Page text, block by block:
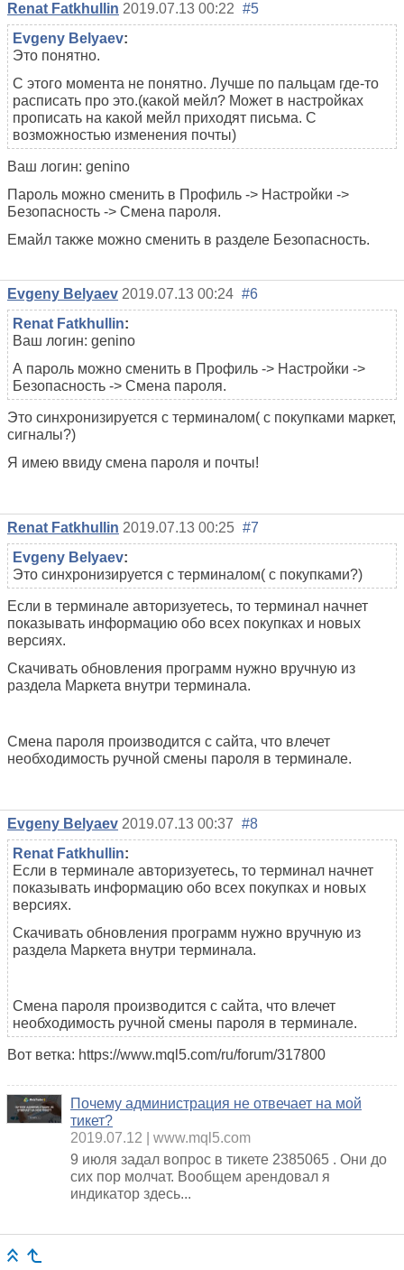
Renat Fatkhullin 2019.07.13 00:22 #5
Evgeny Belyaev:
Это понятно.
С этого момента не понятно. Лучше по пальцам где-то
расписать про это.(какой мейл? Может в настройках
прописать на какой мейл приходят письма. С
возможностью изменения почты)
Ваш логин: genino
Пароль можно сменить в Профиль -> Настройки ->
Безопасность -> Смена пароля.
Емайл также можно сменить в разделе Безопасность.
Evgeny Belyaev 2019.07.13 00:24 #6
Renat Fatkhullin:
Ваш логин: genino
А пароль можно сменить в Профиль -> Настройки ->
Безопасность -> Смена пароля.
Это синхронизируется с терминалом( с покупками маркет,
сигналы?)
Я имею ввиду смена пароля и почты!
Renat Fatkhullin 2019.07.13 00:25 #7
Evgeny Belyaev:
Это синхронизируется с терминалом( с покупками?)
Если в терминале авторизуетесь, то терминал начнет
показывать информацию обо всех покупках и новых
версиях.
Скачивать обновления программ нужно вручную из
раздела Маркета внутри терминала.
Смена пароля производится с сайта, что влечет
необходимость ручной смены пароля в терминале.
Evgeny Belyaev 2019.07.13 00:37 #8
Renat Fatkhullin:
Если в терминале авторизуетесь, то терминал начнет
показывать информацию обо всех покупках и новых
версиях.
Скачивать обновления программ нужно вручную из
раздела Маркета внутри терминала.
Смена пароля производится с сайта, что влечет
необходимость ручной смены пароля в терминале.
Вот ветка: https://www.mql5.com/ru/forum/317800
Почему администрация не отвечает на мой
тикет?
2019.07.12
www.mql5.com
9 июля задал вопрос в тикете 2385065 . Они до
сих пор молчат. Вообщем арендовал я
индикатор здесь...